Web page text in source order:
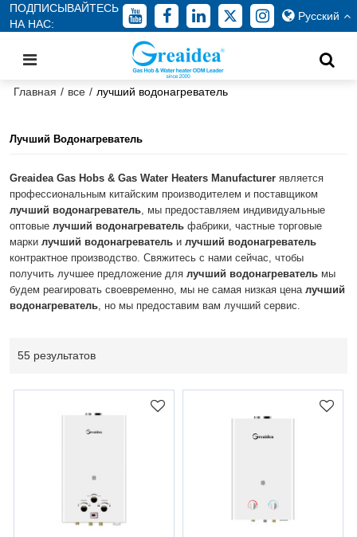
ПОДПИСЫВАЙТЕСЬ
НА НАС:
Русский
Главная / все / лучший водонагреватель
Лучший Водонагреватель
Greaidea Gas Hobs & Gas Water Heaters Manufacturer является
профессиональным китайским производителем и поставщиком
лучший водонагреватель , мы предоставляем индивидуальные
оптовыелучший водонагреватель фабрики, частные торговые
маркилучший водонагреватель илучший водонагреватель
контрактное производство. Свяжитесь с нами сейчас, чтобы
получить лучшее предложение длялучший водонагреватель мы
будем реагировать своевременно, мы не самая низкая ценалучший
водонагреватель , но мы предоставим вам лучший сервис.
55 результатов